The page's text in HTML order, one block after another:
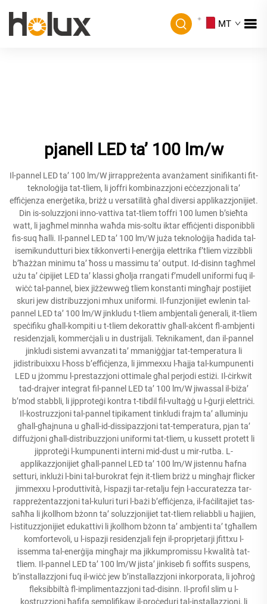
MT
pjanell LED ta’ 100 lm/w
Il-pannel LED ta’ 100 lm/W jirrappreżenta avanżament sinifikanti fit-
teknoloġija tat-tliem, li joffri kombinazzjoni eċċezzjonali ta’
effiċjenza enerġetika, briżż u versatilità għal diversi applikazzjonijiet.
Din is-soluzzjoni inno-vattiva tat-tliem toffri 100 lumen b’sieħta
watt, li jagħmel minnha waħda mis-soltu iktar effiċjenti disponibbli
fis-suq ħalli. Il-pannel LED ta’ 100 lm/W juża teknoloġija ħadida tal-
isemikundutturi biex tikkonverti l-enerġija elettrika f’tliem vizzibbli
b’ħażżan minimu ta’ ħoss u massimu ta’ output. Id-disinn tagħmel
użu ta’ ċipijiet LED ta’ klassi għolja rrangati f’mudell uniformi fuq il-
wiċċ tal-pannel, biex jiżżewweġ tliem konstanti mingħajr postijiet
skuri jew distribuzzjoni mhux uniformi. Il-funzjonijiet ewlenin tal-
pannel LED ta’ 100 lm/W jinkludu t-tliem ambjentali ġenerali, it-tliem
speċifiku għall-kompiti u t-tliem dekorattiv għall-akċent fl-ambjenti
residenzjali, kommerċjali u in dustrijali. Teknikament, dan il-pannel
jinkludi sistemi avvanzati ta’ mmaniġġjar tat-temperatura li
jidistribuixxu l-ħoss b’effiċjenza, li jimmexxu l-ħajja tal-kumpunenti
LED u jżommu l-prestazzjoni ottimale għal perjodi estiżi. Il-ċirkwit
tad-drajver integrat fil-pannel LED ta’ 100 lm/W jiwassal il-biża’
b’mod stabbli, li jipproteġi kontra t-tibdil fil-vultaġġ u l-ġurji elettriċi.
Il-kostruzzjoni tal-pannel tipikament tinkludi frajm ta’ alluminju
għall-għajnuna u għall-id-dissipazzjoni tat-temperatura, pjan ta’
diffużjoni għall-distribuzzjoni uniformi tat-tliem, u kussett protett li
jipproteġi l-kumpunenti interni mid-dust u mir-rutba. L-
applikazzjonijiet għall-pannel LED ta’ 100 lm/W jistennu ħafna
setturi, inklużi l-bini tal-burokrat fejn it-tliem briżż u mingħajr flicker
jimmexxu l-produttività, l-ispazji tar-retalju fejn l-accuratezza tar-
rappreżentazzjoni tal-kuluri turi l-bażi b’effiċjenza, il-faċilitajiet tas-
saħħa li jkollhom bżonn ta’ soluzzjonijiet tat-tliem reliabbli u ħajjien,
l-istituzzjonijiet edukattivi li jkollhom bżonn ta’ ambjenti ta’ tgħallem
komfortevoli, u l-ispazji residenzjali fejn il-proprjetarji jfittxu l-
issemma tal-enerġija mingħajr ma jikkumpromissu l-kwalità tat-
tliem. Il-pannel LED ta’ 100 lm/W jista’ jinkiseb fi soffits suspens,
b’installazzjoni fuq il-wiċċ jew b’installazzjoni inkorporata, li joħroġ
fleksibbiltà fl-implimentazzjoni tad-disinn. Il-profil slim u l-
kostruzzjoni ħafifa semplifikaw il-proċeduri tal-installazzjoni, li